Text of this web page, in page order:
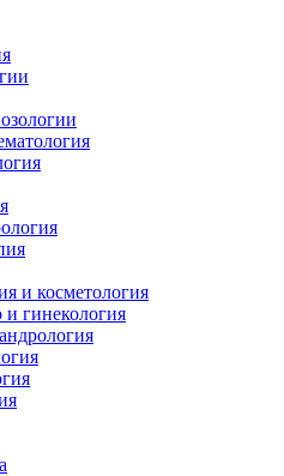
и косметология
гинекология